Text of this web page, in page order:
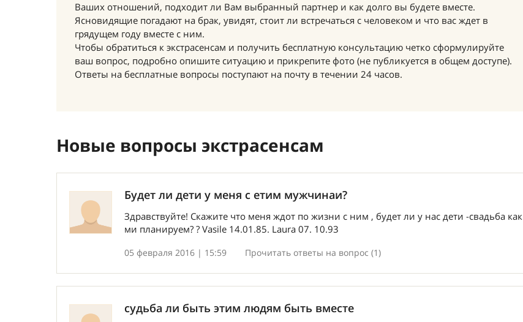
Ваших отношений, подходит ли Вам выбранный партнер и как долго вы будете вместе.
Ясновидящие погадают на брак, увидят, стоит ли встречаться с человеком и что вас ждет в
грядущем году вместе с ним.
Чтобы обратиться к экстрасенсам и получить бесплатную консультацию четко сформулируйте
ваш вопрос, подробно опишите ситуацию и прикрепите фото (не публикуется в общем доступе).
Ответы на бесплатные вопросы поступают на почту в течении 24 часов.
Новые вопросы экстрасенсам
Будет ли дети у меня с етим мужчинаи?
Здравствуйте! Скажите что меня ждот по жизни с ним , будет ли у нас дети -свадьба как
ми планируем? ? Vasile 14.01.85. Laura 07. 10.93
05 февраля 2016 | 15:59 Прочитать ответы на вопрос (1)
судьба ли быть этим людям быть вместе